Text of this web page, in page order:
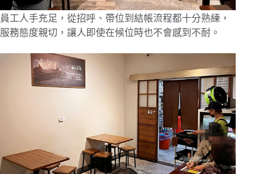
員工人手充足，從招呼、帶位到結帳流程都十分熟練，
服務態度親切，讓人即使在候位時也不會感到不耐。